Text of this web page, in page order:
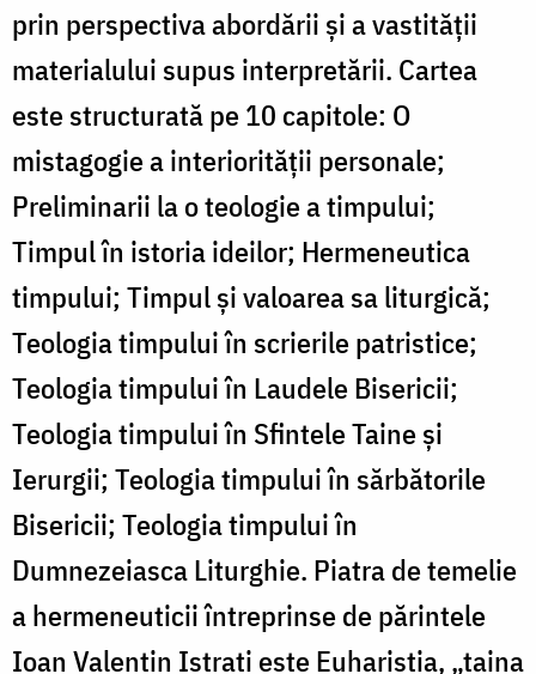
prin perspectiva abordării și a vastității
materialului supus interpretării. Cartea
este structurată pe 10 capitole: O
mistagogie a interiorității personale;
Preliminarii la o teologie a timpului;
Timpul în istoria ideilor; Hermeneutica
timpului; Timpul și valoarea sa liturgică;
Teologia timpului în scrierile patristice;
Teologia timpului în Laudele Bisericii;
Teologia timpului în Sfintele Taine și
Ierurgii; Teologia timpului în sărbătorile
Bisericii; Teologia timpului în
Dumnezeiasca Liturghie. Piatra de temelie
a hermeneuticii întreprinse de părintele
Ioan Valentin Istrati este Euharistia, „taina